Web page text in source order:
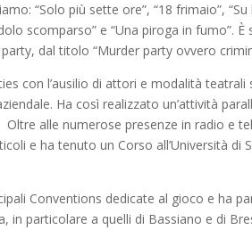
“Solo più sette ore”, “18 frimaio”, “Su
scomparso” e “Una piroga in fumo”. È
dal titolo “Murder party ovvero
con l’ausilio di attori e modalità teatrali
Ha così realizzato un’attività
alle numerose presenze in radio e
e ha tenuto un Corso all’Università di
Conventions dedicate al gioco e ha
in particolare a quelli di Bassiano e di